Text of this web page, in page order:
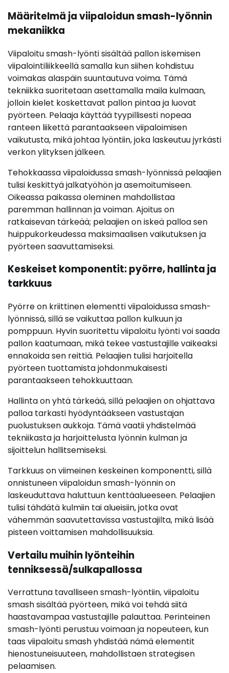
Määritelmä ja viipaloidun smash-lyönnin
mekaniikka
Viipaloitu smash-lyönti sisältää pallon iskemisen
viipalointiliikkeellä samalla kun siihen kohdistuu
voimakas alaspäin suuntautuva voima. Tämä
tekniikka suoritetaan asettamalla maila kulmaan,
jolloin kielet koskettavat pallon pintaa ja luovat
pyörteen. Pelaaja käyttää tyypillisesti nopeaa
ranteen liikettä parantaakseen viipaloimisen
vaikutusta, mikä johtaa lyöntiin, joka laskeutuu jyrkästi
verkon ylityksen jälkeen.
Tehokkaassa viipaloidussa smash-lyönnissä pelaajien
tulisi keskittyä jalkatyöhön ja asemoitumiseen.
Oikeassa paikassa oleminen mahdollistaa
paremman hallinnan ja voiman. Ajoitus on
ratkaisevan tärkeää; pelaajien on iskeä palloa sen
huippukorkeudessa maksimaalisen vaikutuksen ja
pyörteen saavuttamiseksi.
Keskeiset komponentit: pyörre, hallinta ja
tarkkuus
Pyörre on kriittinen elementti viipaloidussa smash-
lyönnissä, sillä se vaikuttaa pallon kulkuun ja
pomppuun. Hyvin suoritettu viipaloitu lyönti voi saada
pallon kaatumaan, mikä tekee vastustajille vaikeaksi
ennakoida sen reittiä. Pelaajien tulisi harjoitella
pyörteen tuottamista johdonmukaisesti
parantaakseen tehokkuuttaan.
Hallinta on yhtä tärkeää, sillä pelaajien on ohjattava
palloa tarkasti hyödyntääkseen vastustajan
puolustuksen aukkoja. Tämä vaatii yhdistelmää
tekniikasta ja harjoittelusta lyönnin kulman ja
sijoittelun hallitsemiseksi.
Tarkkuus on viimeinen keskeinen komponentti, sillä
onnistuneen viipaloidun smash-lyönnin on
laskeuduttava haluttuun kenttäalueeseen. Pelaajien
tulisi tähdätä kulmiin tai alueisiin, jotka ovat
vähemmän saavutettavissa vastustajilta, mikä lisää
pisteen voittamisen mahdollisuuksia.
Vertailu muihin lyönteihin
tenniksessä/sulkapallossa
Verrattuna tavalliseen smash-lyöntiin, viipaloitu
smash sisältää pyörteen, mikä voi tehdä siitä
haastavampaa vastustajille palauttaa. Perinteinen
smash-lyönti perustuu voimaan ja nopeuteen, kun
taas viipaloitu smash yhdistää nämä elementit
hienostuneisuuteen, mahdollistaen strategisen
pelaamisen.